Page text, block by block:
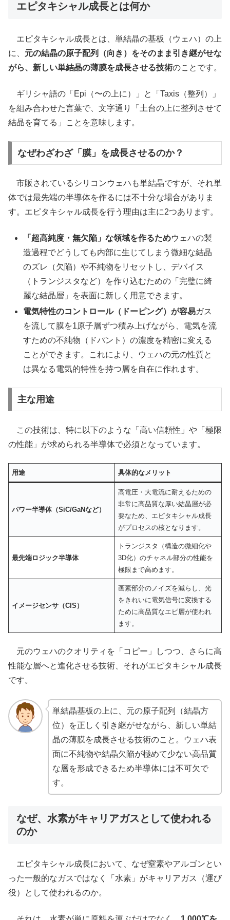
エピタキシャル成長とは何か
エピタキシャル成長とは、単結晶の基板（ウェハ）の上
に、 元の結晶の原子配列（向き）をそのまま引き継がせな
がら、新しい単結晶の薄膜を成長させる技術のことです。
ギリシャ語の「Epi（〜の上に）」と「Taxis（整列）」
を組み合わせた言葉で、文字通り「土台の上に整列させて
結晶を育てる」ことを意味します。
なぜわざわざ「膜」を成長させるのか？
市販されているシリコンウェハも単結晶ですが、それ単
体では最先端の半導体を作るには不十分な場合がありま
す。エピタキシャル成長を行う理由は主に2つあります。
「超高純度・無欠陥」な領域を作るためウェハの製
造過程でどうしても内部に生じてしまう微細な結晶
のズレ（欠陥）や不純物をリセットし、デバイス
（トランジスタなど）を作り込むための「完璧に綺
麗な結晶層」を表面に新しく用意できます。
電気特性のコントロール（ドーピング）が容易ガス
を流して膜を1原子層ずつ積み上げながら、電気を流
すための不純物（ドパント）の濃度を精密に変える
ことができます。これにより、ウェハの元の性質と
は異なる電気的特性を持つ層を自在に作れます。
主な用途
この技術は、特に以下のような「高い信頼性」や「極限
の性能」が求められる半導体で必須となっています。
用途 具体的なメリット
パワー半導体（SiC/GaNなど）
高電圧・大電流に耐えるための
非常に高品質な厚い結晶層が必
要なため、エピタキシャル成長
がプロセスの核となります。
最先端ロジック半導体
トランジスタ（構造の微細化や
3D化）のチャネル部分の性能を
極限まで高めます。
イメージセンサ（CIS）
画素部分のノイズを減らし、光
をきれいに電気信号に変換する
ために高品質なエピ層が使われ
ます。
元のウェハのクオリティを「コピー」しつつ、さらに高
性能な層へと進化させる技術、それがエピタキシャル成長
です。
単結晶基板の上に、元の原子配列（結晶方
位）を正しく引き継がせながら、新しい単結
晶の薄膜を成長させる技術のこと。ウェハ表
面に不純物や結晶欠陥が極めて少ない高品質
な層を形成できるため半導体には不可欠で
す。
なぜ、水素がキャリアガスとして使われる
のか
エピタキシャル成長において、なぜ窒素やアルゴンとい
った一般的なガスではなく「水素」がキャリアガス（運び
役）として使われるのか。